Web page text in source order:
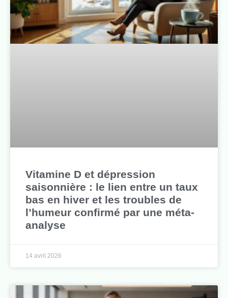
Vitamine D et dépression
saisonnière : le lien entre un taux
bas en hiver et les troubles de
l’humeur confirmé par une méta-
analyse
14 avril 2026